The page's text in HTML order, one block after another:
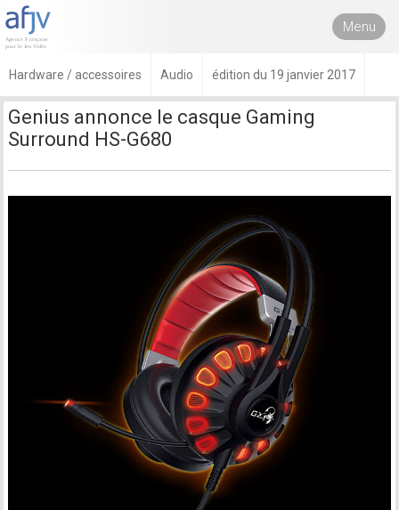
Menu
Hardware / accessoires Audio édition du 19 janvier 2017
Genius annonce le casque Gaming
Surround HS-G680